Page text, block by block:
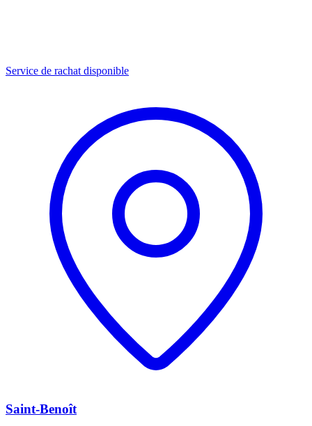
Service de rachat disponible
Saint-Benoît